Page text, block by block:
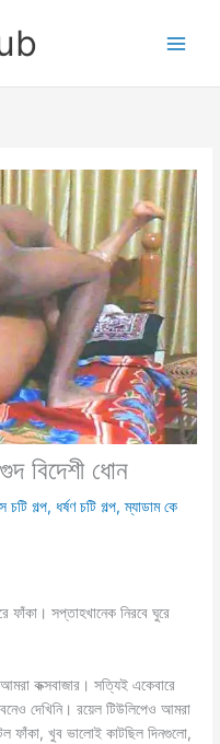
বিদেশী ধোন
চটি গল্প,ধর্ষণ চটি গল্প,ম্যাডাম কে
ফাঁকা। সপ্তাহখানেক নিরবে ঘুরে
কক্সবাজার। সত্যিই একেবারে
দেখিনি। রয়েল টিউলিপেও আমরা
ফাঁকা, খুব ভালোই কাটছিল দিনগুলো,